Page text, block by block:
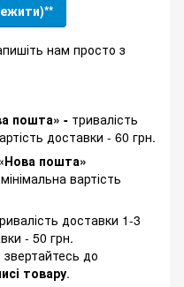
нам просто з
пошта» - тривалість
доставки - 60 грн.
пошта»
вартість
доставки 1-3
- 50 грн.
до
товару.